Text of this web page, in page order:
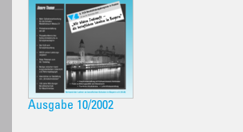
Ausgabe 10/2002